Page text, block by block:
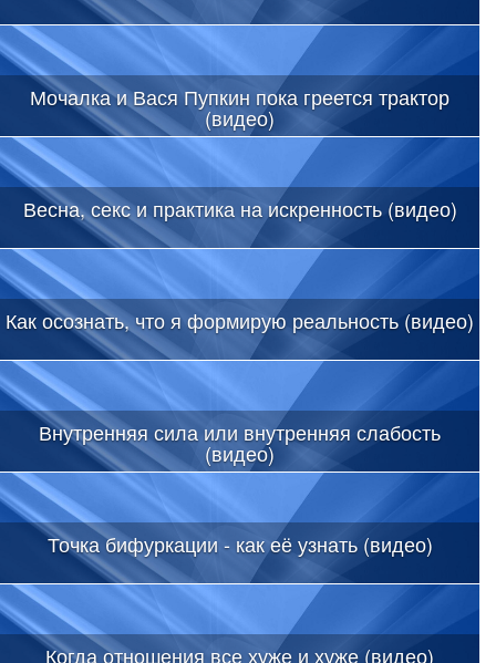
Мочалка и Вася Пупкин пока греется трактор
(видео)
Весна, секс и практика на искренность (видео)
Как осознать, что я формирую реальность (видео)
Внутренняя сила или внутренняя слабость
(видео)
Точка бифуркации - как её узнать (видео)
Когда отношения все хуже и хуже (видео)